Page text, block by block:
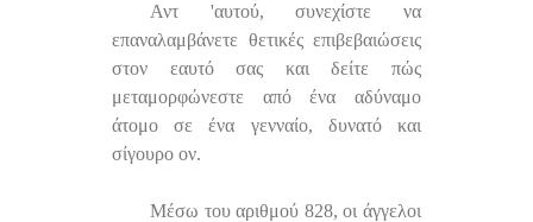
Αντ 'αυτού, συνεχίστε να
επαναλαμβάνετε θετικές επιβεβαιώσεις
στον εαυτό σας και δείτε πώς
μεταμορφώνεστε από ένα αδύναμο
άτομο σε ένα γενναίο, δυνατό και
σίγουρο ον.
Μέσω του αριθμού 828, οι άγγελοι